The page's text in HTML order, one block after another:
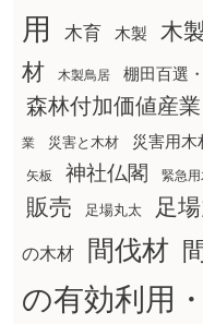
用
木育 木製 木
材
木製鳥居 棚田百選
森林付加価値産業
業 災害と木材 災害用木
矢板 神社仏閣 緊急
販売 足場丸太 足
の木材 間伐材
の有効利用